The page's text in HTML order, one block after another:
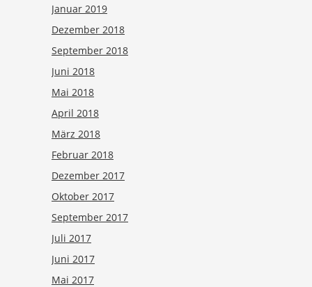
Januar 2019
Dezember 2018
September 2018
Juni 2018
Mai 2018
April 2018
März 2018
Februar 2018
Dezember 2017
Oktober 2017
September 2017
Juli 2017
Juni 2017
Mai 2017